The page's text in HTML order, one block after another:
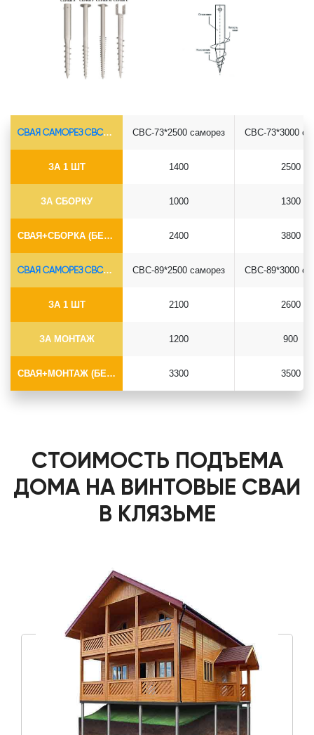
СВАЯ САМОРЕЗ СВС-Ø73*5.5
ЗА 1 ШТ
ЗА СБОРКУ
СВАЯ+СБОРКА (БЕЗ ОГОЛОВКА)
СВС-73*2500 саморез
1400
1000
2400
СВС-73*3000
2500
1300
3800
СВАЯ САМОРЕЗ СВС-Ø89*6.5
ЗА 1 ШТ
ЗА МОНТАЖ
СВАЯ+МОНТАЖ (БЕЗ ОГОЛОВКА)
СВС-89*2500 саморез
2100
1200
3300
СВС-89*3000
2600
900
3500
СТОИМОСТЬ ПОДЪЕМА
ДОМА НА ВИНТОВЫЕ СВАИ
В КЛЯЗЬМЕ